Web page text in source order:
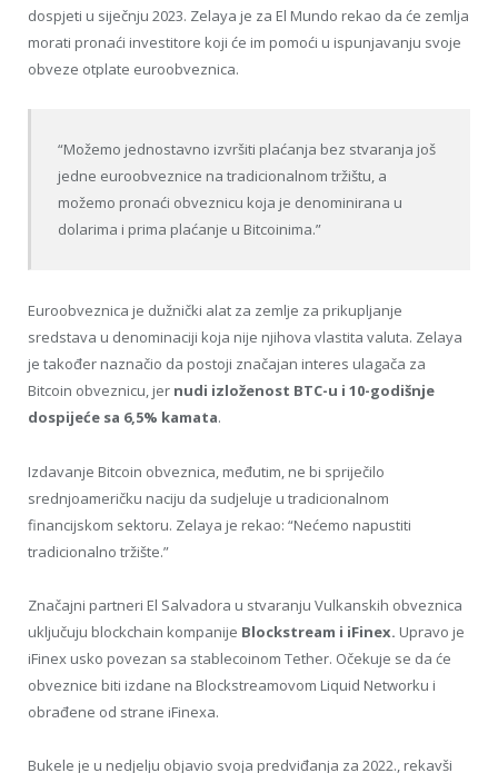
dospjeti u siječnju 2023. Zelaya je za El Mundo rekao da će zemlja
morati pronaći investitore koji će im pomoći u ispunjavanju svoje
obveze otplate euroobveznica.
“Možemo jednostavno izvršiti plaćanja bez stvaranja još
jedne euroobveznice na tradicionalnom tržištu, a
možemo pronaći obveznicu koja je denominirana u
dolarima i prima plaćanje u Bitcoinima.”
Euroobveznica je dužnički alat za zemlje za prikupljanje
sredstava u denominaciji koja nije njihova vlastita valuta. Zelaya
je također naznačio da postoji značajan interes ulagača za
Bitcoin obveznicu, jer nudi izloženost BTC-u i 10-godišnje
dospijeće sa 6,5% kamata.
Izdavanje Bitcoin obveznica, međutim, ne bi spriječilo
srednjoameričku naciju da sudjeluje u tradicionalnom
financijskom sektoru. Zelaya je rekao: “Nećemo napustiti
tradicionalno tržište.”
Značajni partneri El Salvadora u stvaranju Vulkanskih obveznica
uključuju blockchain kompanije Blockstream i iFinex. Upravo je
iFinex usko povezan sa stablecoinom Tether. Očekuje se da će
obveznice biti izdane na Blockstreamovom Liquid Networku i
obrađene od strane iFinexa.
Bukele je u nedjelju objavio svoja predviđanja za 2022., rekavši